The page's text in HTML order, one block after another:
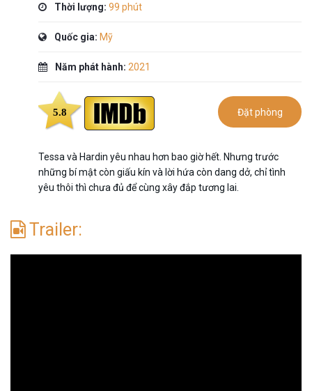
Thời lượng: 99 phút
Quốc gia: Mỹ
Năm phát hành: 2021
5.8 Đặt phòng
Tessa và Hardin yêu nhau hơn bao giờ hết. Nhưng trước
những bí mật còn giấu kín và lời hứa còn dang dở, chỉ tình
yêu thôi thì chưa đủ để cùng xây đắp tương lai.
Trailer: